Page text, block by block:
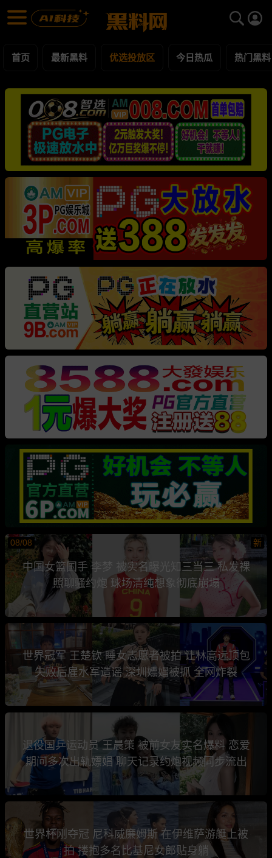
优选投放区 每日更新黑料吃瓜爆料
首页 最新黑料 优选投放区 今日热瓜 热门黑料
08/08 新
中国女篮国手 李梦 被实名曝光知三当三 私发裸
照聊骚约炮 球场清纯想象彻底崩塌
世界冠军 王楚钦 睡女志愿者被拍 让林高远顶包
失败后雇水军造谣 深圳嫖娼被抓 全网炸裂
退役国乒运动员 王晨策 被前女友实名爆料 恋爱
期间多次出轨嫖娼 聊天记录约炮视频同步流出
世界杯刚夺冠 尼科威廉姆斯 在伊维萨游艇上被
拍 搂抱多名比基尼女郎贴身躺